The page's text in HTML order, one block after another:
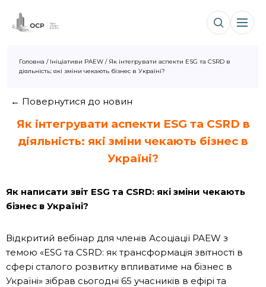
Головна / Ініціативи PAEW / Як інтегрувати аспекти ESG та CSRD в
діяльність: які зміни чекають бізнес в Україні?
← Повернутися до новин
Як інтегрувати аспекти ESG та CSRD в
діяльність: які зміни чекають бізнес в
Україні?
Як написати звіт ESG та CSRD: які зміни чекають
бізнес в Україні?
Відкритий вебінар для членів Асоціації PAEW з
темою «ESG та CSRD: як трансформація звітності в
сфері сталого розвитку впливатиме на бізнес в
Україні» зібрав сьогодні 65 учасників в ефірі та